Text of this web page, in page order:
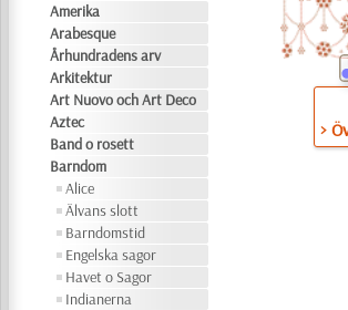
Amerika
Arabesque
Århundradens arv
Arkitektur
Art Nuovo och Art Deco
Aztec
Band o rosett
Barndom
Alice
Älvans slott
Barndomstid
Engelska sagor
Havet o Sagor
Indianerna
>